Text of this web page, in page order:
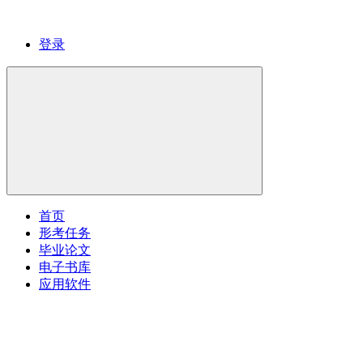
登录
首页
形考任务
毕业论文
电子书库
应用软件